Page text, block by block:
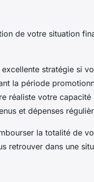
de votre situation
stratégie si
la période
réaliste votre capacité
et dépenses
la totalité de
retrouver dans une